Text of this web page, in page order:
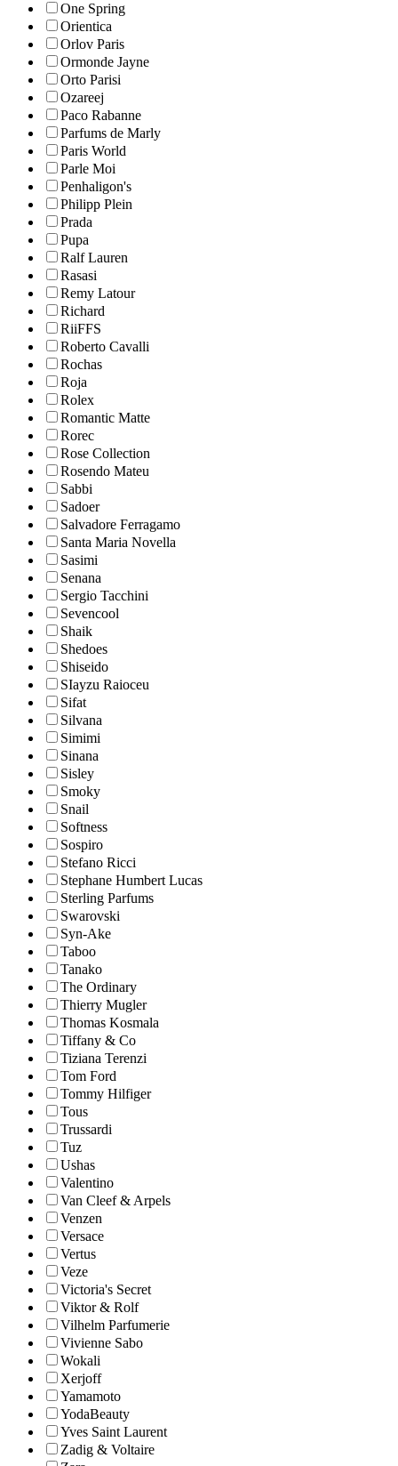
One Spring
Orientica
Orlov Paris
Ormonde Jayne
Orto Parisi
Ozareej
Paco Rabanne
Parfums de Marly
Paris World
Parle Moi
Penhaligon's
Philipp Plein
Prada
Pupa
Ralf Lauren
Rasasi
Remy Latour
Richard
RiiFFS
Roberto Cavalli
Rochas
Roja
Rolex
Romantic Matte
Rorec
Rose Collection
Rosendo Mateu
Sabbi
Sadoer
Salvadore Ferragamo
Santa Maria Novella
Sasimi
Senana
Sergio Tacchini
Sevencool
Shaik
Shedoes
Shiseido
SIayzu Raioceu
Sifat
Silvana
Simimi
Sinana
Sisley
Smoky
Snail
Softness
Sospiro
Stefano Ricci
Stephane Humbert Lucas
Sterling Parfums
Swarovski
Syn-Ake
Taboo
Tanako
The Ordinary
Thierry Mugler
Thomas Kosmala
Tiffany & Co
Tiziana Terenzi
Tom Ford
Tommy Hilfiger
Tous
Trussardi
Tuz
Ushas
Valentino
Van Cleef & Arpels
Venzen
Versace
Vertus
Veze
Victoria's Secret
Viktor & Rolf
Vilhelm Parfumerie
Vivienne Sabo
Wokali
Xerjoff
Yamamoto
YodaBeauty
Yves Saint Laurent
Zadig & Voltaire